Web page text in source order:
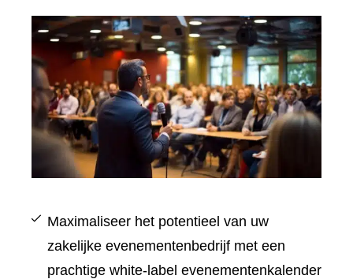
Maximaliseer het potentieel van uw
zakelijke evenementenbedrijf met een
prachtige white-label evenementenkalender